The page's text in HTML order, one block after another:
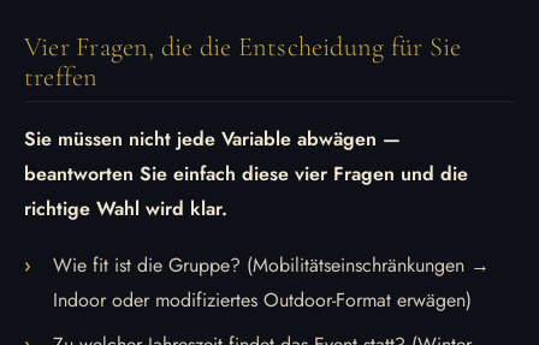
Vier Fragen, die die Entscheidung für Sie
treffen
Sie müssen nicht jede Variable abwägen —
beantworten Sie einfach diese vier Fragen und die
richtige Wahl wird klar.
Wie fit ist die Gruppe? (Mobilitätseinschränkungen →
Indoor oder modifiziertes Outdoor-Format erwägen)